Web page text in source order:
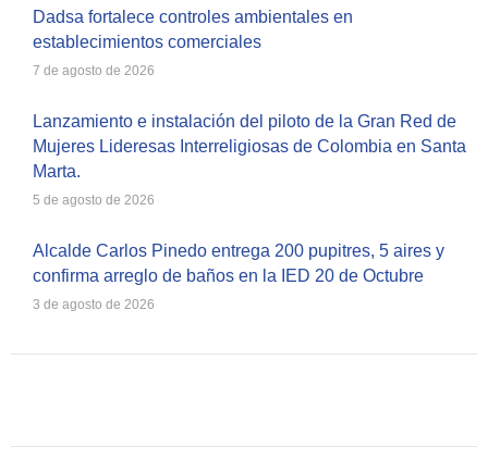
Dadsa fortalece controles ambientales en
establecimientos comerciales
7 de agosto de 2026
Lanzamiento e instalación del piloto de la Gran Red de
Mujeres Lideresas Interreligiosas de Colombia en Santa
Marta.
5 de agosto de 2026
Alcalde Carlos Pinedo entrega 200 pupitres, 5 aires y
confirma arreglo de baños en la IED 20 de Octubre
3 de agosto de 2026